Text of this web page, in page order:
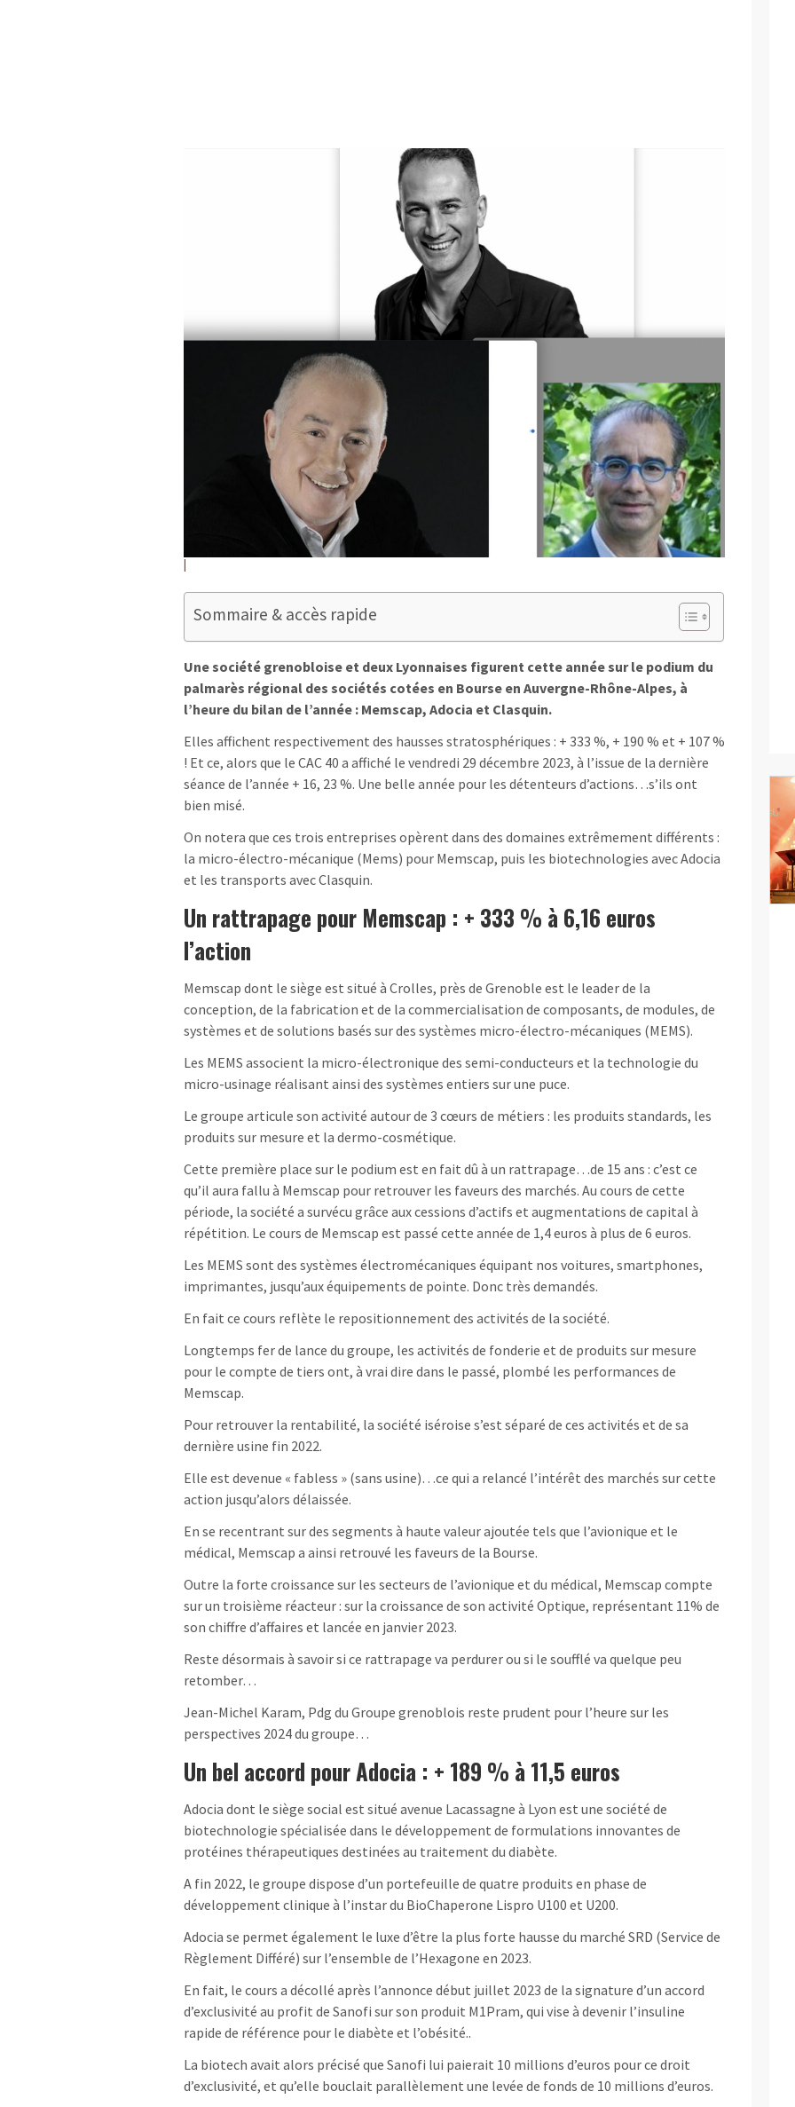
Sommaire & accès rapide
Une société grenobloise et deux Lyonnaises figurent cette année sur le podium du
palmarès régional des sociétés cotées en Bourse en Auvergne-Rhône-Alpes, à
l’heure du bilan de l’année : Memscap, Adocia et Clasquin.
Elles affichent respectivement des hausses stratosphériques : + 333 %, + 190 % et + 107 %
! Et ce, alors que le CAC 40 a affiché le vendredi 29 décembre 2023, à l’issue de la dernière
séance de l’année + 16, 23 %. Une belle année pour les détenteurs d’actions…s’ils ont
bien misé.
On notera que ces trois entreprises opèrent dans des domaines extrêmement différents :
la micro-électro-mécanique (Mems) pour Memscap, puis les biotechnologies avec Adocia
et les transports avec Clasquin.
Un rattrapage pour Memscap : + 333 % à 6,16 euros
l’action
Memscap dont le siège est situé à Crolles, près de Grenoble est le leader de la
conception, de la fabrication et de la commercialisation de composants, de modules, de
systèmes et de solutions basés sur des systèmes micro-électro-mécaniques (MEMS).
Les MEMS associent la micro-électronique des semi-conducteurs et la technologie du
micro-usinage réalisant ainsi des systèmes entiers sur une puce.
Le groupe articule son activité autour de 3 cœurs de métiers : les produits standards, les
produits sur mesure et la dermo-cosmétique.
Cette première place sur le podium est en fait dû à un rattrapage…de 15 ans : c’est ce
qu’il aura fallu à Memscap pour retrouver les faveurs des marchés. Au cours de cette
période, la société a survécu grâce aux cessions d’actifs et augmentations de capital à
répétition. Le cours de Memscap est passé cette année de 1,4 euros à plus de 6 euros.
Les MEMS sont des systèmes électromécaniques équipant nos voitures, smartphones,
imprimantes, jusqu’aux équipements de pointe. Donc très demandés.
En fait ce cours reflète le repositionnement des activités de la société.
Longtemps fer de lance du groupe, les activités de fonderie et de produits sur mesure
pour le compte de tiers ont, à vrai dire dans le passé, plombé les performances de
Memscap.
Pour retrouver la rentabilité, la société iséroise s’est séparé de ces activités et de sa
dernière usine fin 2022.
Elle est devenue « fabless » (sans usine)…ce qui a relancé l’intérêt des marchés sur cette
action jusqu’alors délaissée.
En se recentrant sur des segments à haute valeur ajoutée tels que l’avionique et le
médical, Memscap a ainsi retrouvé les faveurs de la Bourse.
Outre la forte croissance sur les secteurs de l’avionique et du médical, Memscap compte
sur un troisième réacteur : sur la croissance de son activité Optique, représentant 11% de
son chiffre d’affaires et lancée en janvier 2023.
Reste désormais à savoir si ce rattrapage va perdurer ou si le soufflé va quelque peu
retomber…
Jean-Michel Karam, Pdg du Groupe grenoblois reste prudent pour l’heure sur les
perspectives 2024 du groupe…
Un bel accord pour Adocia : + 189 % à 11,5 euros
Adocia dont le siège social est situé avenue Lacassagne à Lyon est une société de
biotechnologie spécialisée dans le développement de formulations innovantes de
protéines thérapeutiques destinées au traitement du diabète.
A fin 2022, le groupe dispose d’un portefeuille de quatre produits en phase de
développement clinique à l’instar du BioChaperone Lispro U100 et U200.
Adocia se permet également le luxe d’être la plus forte hausse du marché SRD (Service de
Règlement Différé) sur l’ensemble de l’Hexagone en 2023.
En fait, le cours a décollé après l’annonce début juillet 2023 de la signature d’un accord
d’exclusivité au profit de Sanofi sur son produit M1Pram, qui vise à devenir l’insuline
rapide de référence pour le diabète et l’obésité..
La biotech avait alors précisé que Sanofi lui paierait 10 millions d’euros pour ce droit
d’exclusivité, et qu’elle bouclait parallèlement une levée de fonds de 10 millions d’euros.